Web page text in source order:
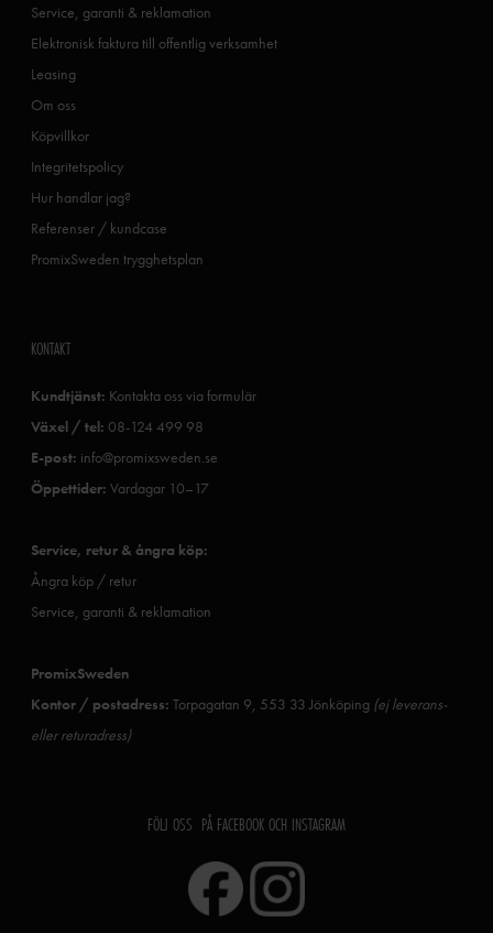
Service, garanti & reklamation
Elektronisk faktura till offentlig verksamhet
Leasing
Om oss
Köpvillkor
Integritetspolicy
Hur handlar jag?
Referenser / kundcase
PromixSweden trygghetsplan
KONTAKT
Kundtjänst: Kontakta oss via formulär
Växel / tel: 08-124 499 98
E-post: info@promixsweden.se
Öppettider: Vardagar 10–17
Service, retur & ångra köp:
Ångra köp / retur
Service, garanti & reklamation
PromixSweden
Kontor / postadress: Torpagatan 9, 553 33 Jönköping (ej leverans-
eller returadress)
FÖLJ OSS PÅ FACEBOOK OCH INSTAGRAM